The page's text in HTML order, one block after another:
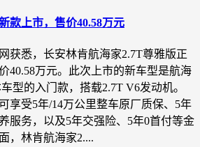
款上市，售价40.58万元
获悉，长安林肯航海家2.7T尊雅版正
40.58万元。此次上市的新车型是航海
型的入门款，搭载2.7T V6发动机。
享受5年/14万公里整车原厂质保、5年
服务，以及5年交强险、5年0首付等金
，林肯航海家2....